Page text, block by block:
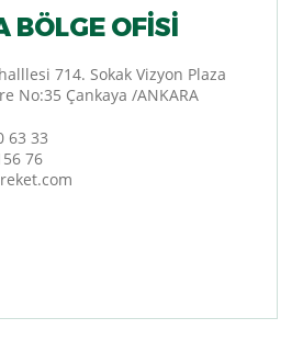
BÖLGE OFISI
714. Sokak Vizyon Plaza
No:35 Çankaya /ANKARA
63 33
76